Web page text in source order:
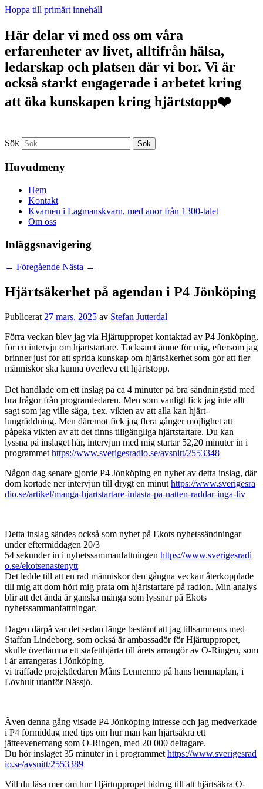
Hoppa till primärt innehåll
Här delar vi med oss om våra
erfarenheter av livet, alltifrån hälsa,
ledarskap och platsen där vi bor. Vi är
också starkt engagerade i arbetet kring
att öka kunskapen kring hjärtstopp❤️
Sök
Huvudmeny
Hem
Kontakt
Kvarnen i Lagmanskvarn, med anor från 1300-talet
Om oss
Inläggsnavigering
← Föregående Nästa →
Hjärtsäkerhet på agendan i P4 Jönköping
Publicerat 27 mars, 2025 av Stefan Jutterdal
Förra veckan blev jag via Hjärtuppropet kontaktad av P4 Jönköping,
för en intervju om hjärtstartare. Tacksamt ämne för mig, eftersom jag
brinner just för att sprida kunskap om hjärtsäkerhet som gör att fler
människor ska kunna överleva ett hjärtstopp.
Det handlade om ett inslag på ca 4 minuter på bra sändningstid med
bra frågor från programledaren. Men som vanligt fick jag inte allt
sagt som jag ville säga, t.ex. vikten av att alla kan hjärt-
lungräddning. Men däremot fick jag flera gånger möjlighet att
påpeka vikten av att det finns tillgängliga hjärtstartare. Du kan
lyssna på inslaget här, intervjun med mig startar 52,20 minuter in i
programmet https://www.sverigesradio.se/avsnitt/2553348
Någon dag senare gjorde P4 Jönköping en nyhet av detta inslag, där
dom kortade ner intervjun till drygt en minut https://www.sverigesra
dio.se/artikel/manga-hjartstartare-inlasta-pa-natten-raddar-inga-liv
Detta inslag sändes också som nyhet på Ekots nyhetssändningar
under eftermiddagen 20/3
54 sekunder in i nyhetssammanfattningen https://www.sverigesradi
o.se/ekotsenastenytt
Det ledde till att en rad människor den gångna veckan återkopplade
till mig att dom hört mig prata om hjärtstartare på radion. Min analys
blir att det ändå är ganska många som lyssnar på Ekots
nyhetssammanfattningar.
Dagen därpå var det sedan länge bestämt att jag tillsammans med
Staffan Lindeborg, som också är ambassadör för Hjärtuppropet,
skulle överlämna ett stafetthjärta till årets arrangör av O-Ringen, som
i år arrangeras i Jönköping.
vi träffade projektledaren Måns Lennermo på hans hemmaplan, i
Lövhult utanför Nässjö.
Även denna gång visade P4 Jönköping intresse och jag medverkade
i P4 förmiddag med tips om hur man kan hjärtsäkra ett
jätteevenemang som O-Ringen, med 20 000 deltagare.
Du hör inslaget 35 minuter in i programmet https://www.sverigesrad
io.se/avsnitt/2553389
Vill du läsa mer om hur Hjärtuppropet bidrog till att hjärtsäkra O-